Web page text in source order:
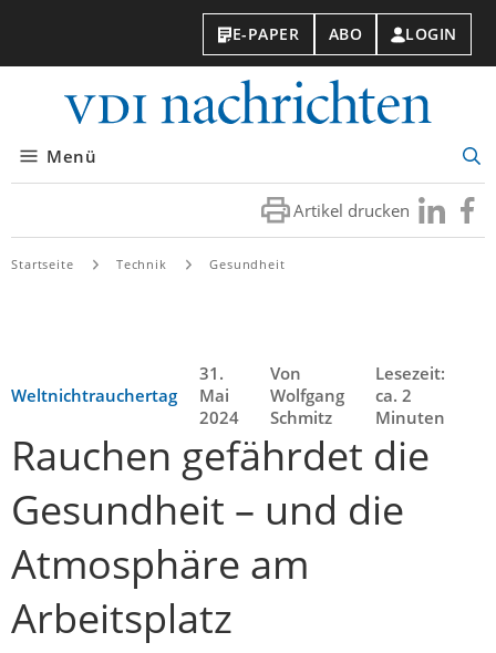
E-PAPER ABO LOGIN
Menü
Artikel drucken Besuchen
Sie
Sie
Startseite Technik Gesundheit
Weltnichtrauchertag
31.
Mai
2024
Von
Wolfgang
Schmitz
Lesezeit:
ca. 2
Minuten
Rauchen gefährdet die
Gesundheit – und die
Atmosphäre am
Arbeitsplatz